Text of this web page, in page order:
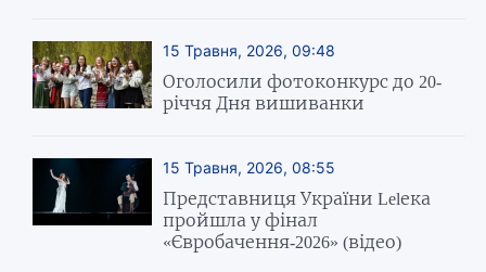
15 Травня, 2026, 09:48
Оголосили фотоконкурс до 20-
річчя Дня вишиванки
15 Травня, 2026, 08:55
Представниця України Lelека
пройшла у фінал
«Євробачення-2026» (відео)